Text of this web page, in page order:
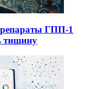
ГПП-1
тишину